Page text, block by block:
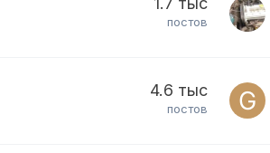
постов
4.6 тыс
постов